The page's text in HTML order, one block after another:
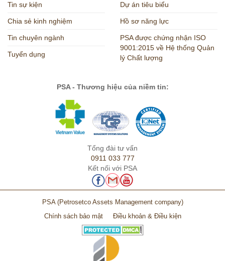
Tin sự kiện
Chia sẻ kinh nghiệm
Tin chuyên ngành
Tuyển dụng
Dự án tiêu biểu
Hồ sơ năng lực
PSA được chứng nhận ISO
9001:2015 về Hệ thống Quản
lý Chất lượng
PSA - Thương hiệu của niềm tin:
Tổng đài tư vấn
0911 033 777
Kết nối với PSA
PSA (Petrosetco Assets Management company)
Chính sách bảo mật
Điều khoản & Điều kiện